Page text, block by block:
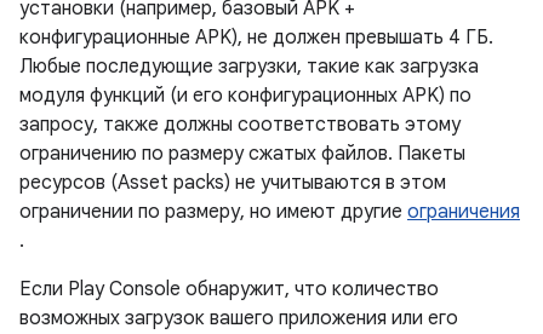
установки (например, базовый APK +
конфигурационные APK), не должен превышать 4 ГБ.
Любые последующие загрузки, такие как загрузка
модуля функций (и его конфигурационных APK) по
запросу, также должны соответствовать этому
ограничению по размеру сжатых файлов. Пакеты
ресурсов (Asset packs) не учитываются в этом
ограничении по размеру, но имеют другие ограничения
.
Если Play Console обнаружит, что количество
возможных загрузок вашего приложения или его